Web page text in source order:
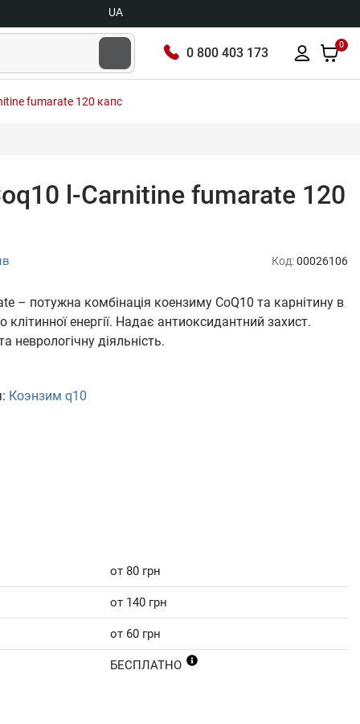
UA
0 800 403 173
0
fumarate 120 капс
l-Carnitine fumarate 120
Код:00026106
– потужна комбінація коензиму CoQ10 та карнітину в
енергії. Надає антиоксидантний захист.
неврологічну діяльність.
Коэнзим q10
от 80 грн
от 140 грн
от 60 грн
БЕСПЛАТНО